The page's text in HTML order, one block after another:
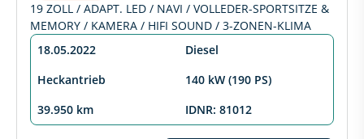
19 ZOLL / ADAPT. LED / NAVI / VOLLEDER-SPORTSITZE &
MEMORY / KAMERA / HIFI SOUND / 3-ZONEN-KLIMA
18.05.2022
Diesel
Heckantrieb
140 kW (190 PS)
39.950 km
IDNR: 81012